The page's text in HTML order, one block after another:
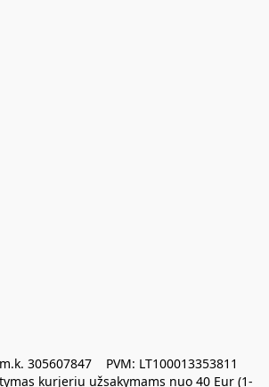
305607847    PVM: LT100013353811
kurjeriu užsakymams nuo 40 Eur (1-